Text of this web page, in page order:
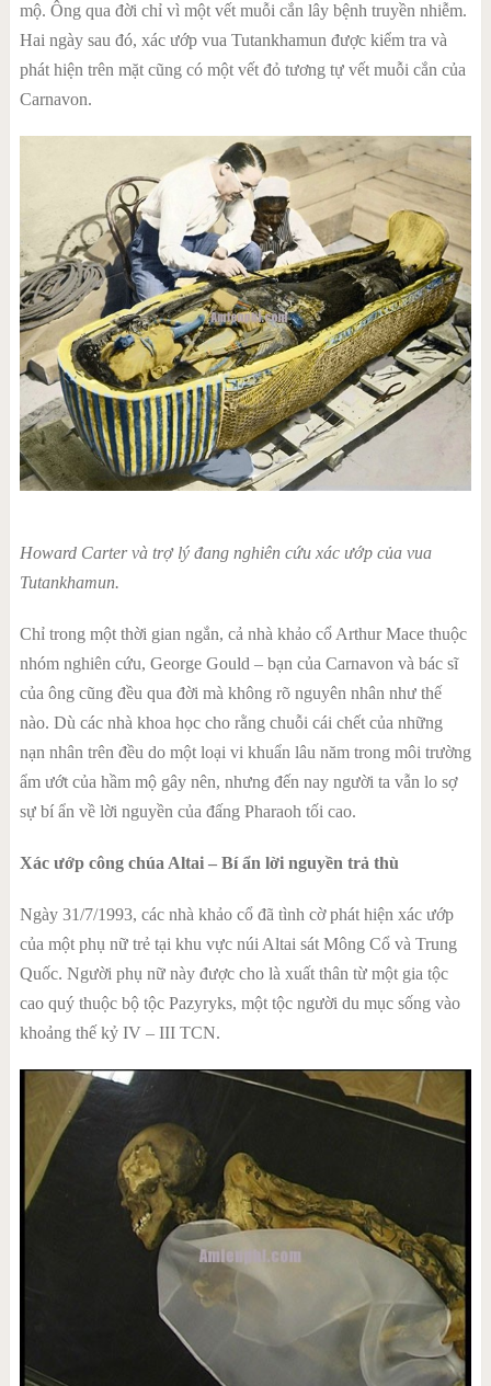
mộ. Ông qua đời chỉ vì một vết muỗi cắn lây bệnh truyền nhiễm.
Hai ngày sau đó, xác ướp vua Tutankhamun được kiểm tra và
phát hiện trên mặt cũng có một vết đỏ tương tự vết muỗi cắn của
Carnavon.
Howard Carter và trợ lý đang nghiên cứu xác ướp của vua
Tutankhamun.
Chỉ trong một thời gian ngắn, cả nhà khảo cổ Arthur Mace thuộc
nhóm nghiên cứu, George Gould – bạn của Carnavon và bác sĩ
của ông cũng đều qua đời mà không rõ nguyên nhân như thế
nào. Dù các nhà khoa học cho rằng chuỗi cái chết của những
nạn nhân trên đều do một loại vi khuẩn lâu năm trong môi trường
ẩm ướt của hầm mộ gây nên, nhưng đến nay người ta vẫn lo sợ
sự bí ẩn về lời nguyền của đấng Pharaoh tối cao.
Xác ướp công chúa Altai – Bí ẩn lời nguyền trả thù
Ngày 31/7/1993, các nhà khảo cổ đã tình cờ phát hiện xác ướp
của một phụ nữ trẻ tại khu vực núi Altai sát Mông Cổ và Trung
Quốc. Người phụ nữ này được cho là xuất thân từ một gia tộc
cao quý thuộc bộ tộc Pazyryks, một tộc người du mục sống vào
khoảng thế kỷ IV – III TCN.